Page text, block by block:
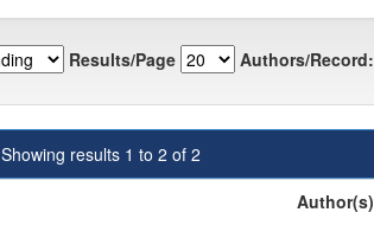
Results/Page Authors/Record:
Showing results 1 to 2 of 2
Author(s)